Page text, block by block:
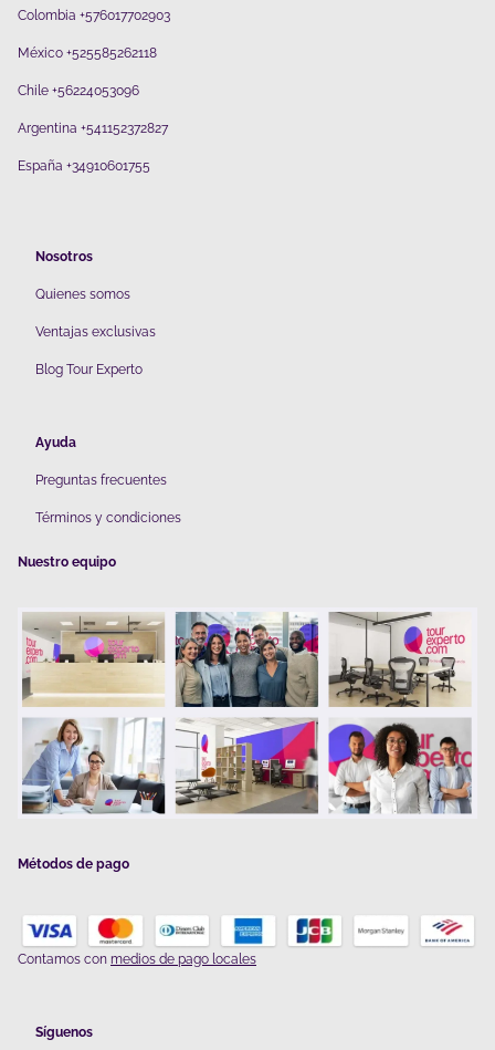
Colombia +576017702903
México +525585262118
Chile +56224053096
Argentina +541152372827
España +34910601755
Nosotros
Quienes somos
Ventajas exclusivas
Blog Tour Experto
Ayuda
Preguntas frecuentes
Términos y condiciones
Nuestro equipo
Métodos de pago
Contamos con medios de pago locales
Síguenos